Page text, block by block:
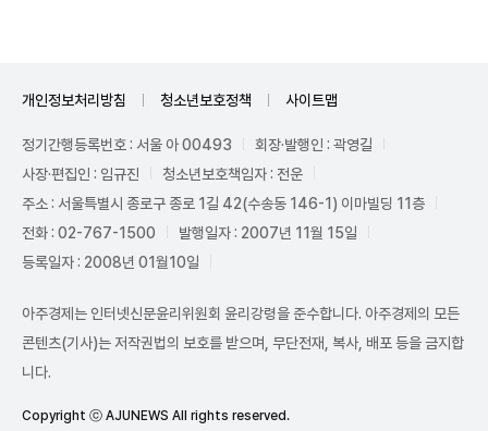
개인정보처리방침 청소년보호정책 사이트맵
정기간행등록번호 : 서울 아 00493
회장·발행인 : 곽영길
사장·편집인 : 임규진
청소년보호책임자 : 전운
주소 : 서울특별시 종로구 종로 1길 42(수송동 146-1) 이마빌딩 11층
전화 : 02-767-1500
발행일자 : 2007년 11월 15일
등록일자 : 2008년 01월10일
아주경제는 인터넷신문윤리위원회 윤리강령을 준수합니다. 아주경제의 모든
콘텐츠(기사)는 저작권법의 보호를 받으며, 무단전재, 복사, 배포 등을 금지합
니다.
Copyright ⓒ AJUNEWS All rights reserved.